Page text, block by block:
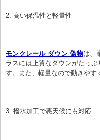
2. 高い保温性と軽量性
モンクレール ダウン 偽物は、
ラスには上質なダウンがたっ
す。また、軽量なので動きやす
3. 撥水加工で悪天候にも対応